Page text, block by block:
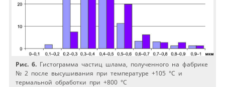
Рис. 6. Гистограмма частиц шлама, полученного на фабрике
№ 2 после высушивания при температуре +105 °С и
термальной обработки при +800 °С